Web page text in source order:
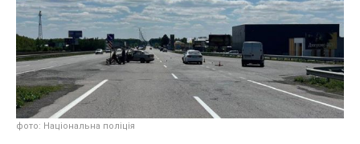
фото: Національна поліція